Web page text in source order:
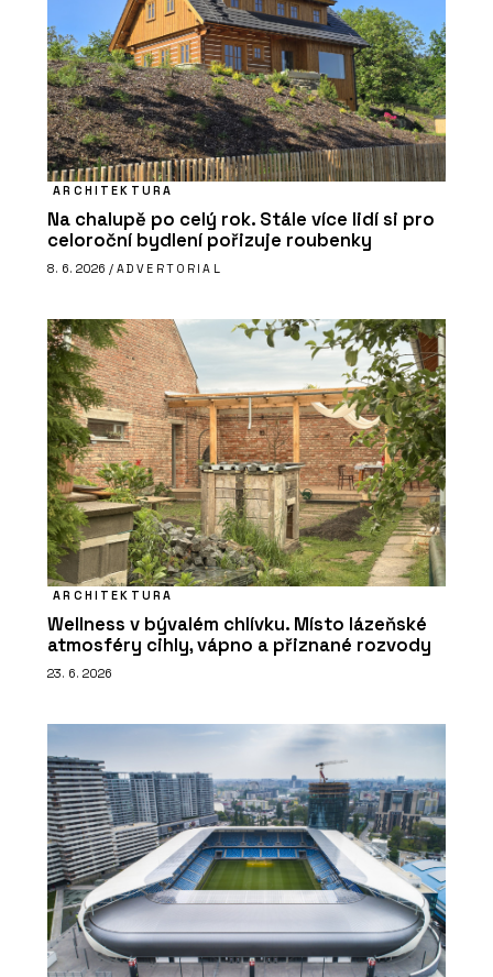
ARCHITEKTURA
Na chalupě po celý rok. Stále více lidí si pro
celoroční bydlení pořizuje roubenky
8. 6. 2026 / ADVERTORIAL
ARCHITEKTURA
Wellness v bývalém chlívku. Místo lázeňské
atmosféry cihly, vápno a přiznané rozvody
23. 6. 2026